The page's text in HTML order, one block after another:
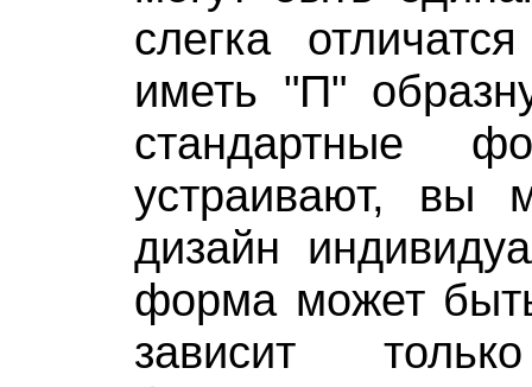
слегка
иметь "П"
стандартные
устраивают, вы
дизайн
форма может
зависит